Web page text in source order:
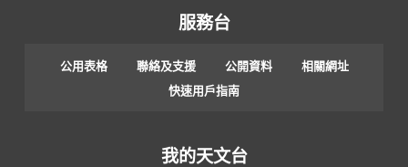
服務台
公用表格 聯絡及支援 公開資料
相關網址
快速用戶指南
我的天文台